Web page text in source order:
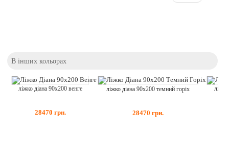
В інших кольорах
ліжко діана 90x200 венге
28470 грн.
ліжко діана 90x200 темний горіх
28470 грн.